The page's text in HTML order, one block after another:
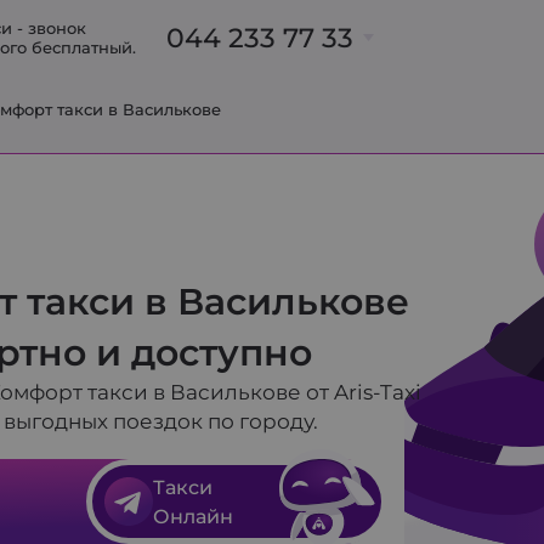
- звонок
бесплатный.
044 233 77 33
063 233 77 33
063 318 73 32
такси в Василькове
такси в Василькове
и доступно
такси в Василькове от Aris-Taxi
поездок по городу.
Такси
Онлайн